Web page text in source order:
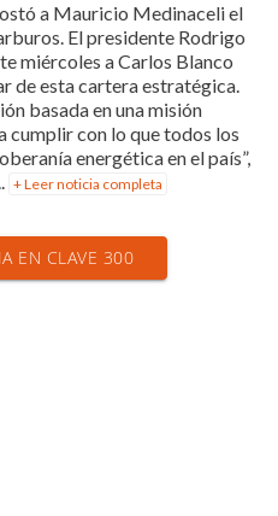
a Mauricio Medinaceli el
El presidente Rodrigo
miércoles a Carlos Blanco
de esta cartera estratégica.
basada en una misión
cumplir con lo que todos los
energética en el país”,
+ Leer noticia completa
EN CLAVE 300